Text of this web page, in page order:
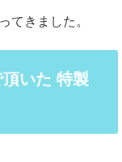
てきました。
いた 特製